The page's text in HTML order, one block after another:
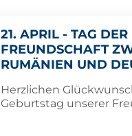
21. APRIL - TAG DER
FREUNDSCHAFT
RUMÄNIEN UND
Herzlichen
Geburtstag unserer